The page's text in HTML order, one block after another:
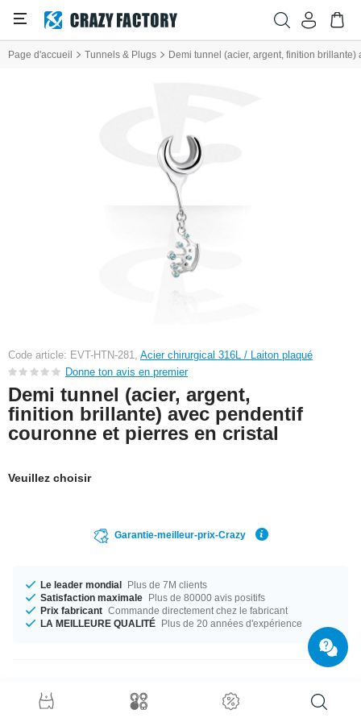
Page d'accueil Tunnels & Plugs Demi tunnel (acier, argent, finition
Code article: EVT-HTN-281, Acier chirurgical 316L / Laiton plaqué
Donne ton avis en premier
Demi tunnel (acier, argent,
finition brillante) avec pendentif
couronne et pierres en cristal
Veuillez choisir
Garantie-meilleur-prix-Crazy
Le leader mondial Plus de 7M clients
Satisfaction maximale Plus de 80000 avis positifs
Prix fabricant Commande directement chez le fabricant
LA MEILLEURE QUALITÉ Plus de 20 années d'expérience
Détails produit